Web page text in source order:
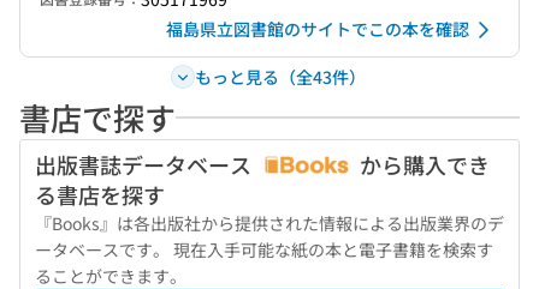
福島県立図書館のサイトでこの本を確認
もっと見る（全43件）
書店で探す
出版書誌データベース
から購入でき
る書店を探す
『Books』は各出版社から提供された情報による出版業界のデ
ータベースです。 現在入手可能な紙の本と電子書籍を検索す
ることができます。